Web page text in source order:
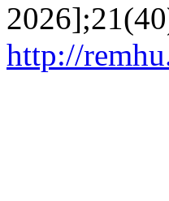
http://